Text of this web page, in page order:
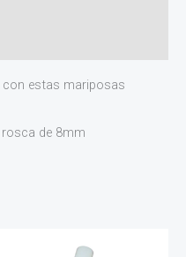
con estas mariposas
de 8mm